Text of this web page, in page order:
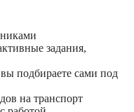
задания,
подбираете сами под
на транспорт